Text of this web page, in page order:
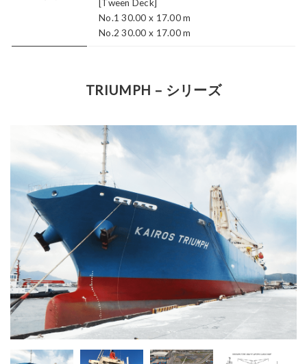
[Tween Deck]
No.1 30.00 x 17.00 m
No.2 30.00 x 17.00 m
TRIUMPH – シリーズ